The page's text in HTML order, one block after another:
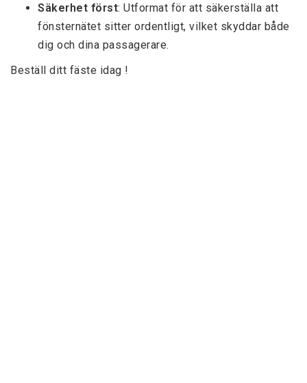
Säkerhet först: Utformat för att säkerställa att
fönsternätet sitter ordentligt, vilket skyddar både
dig och dina passagerare.
Beställ ditt fäste idag !